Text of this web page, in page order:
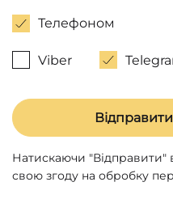
Телефоном
Viber
Натискаючи "Відправити"
свою згоду на обробку